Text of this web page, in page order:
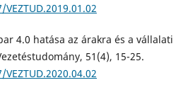
4.0 hatása az árakra és a vállalati
51(4), 15-25.